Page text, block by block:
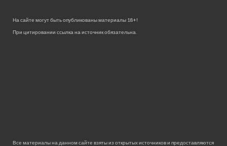
На сайте могут быть опубликованы материалы 18+!
При цитировании ссылка на источник обязательна.
Все материалы на данном сайте взяты из открытых источников и предоставляются